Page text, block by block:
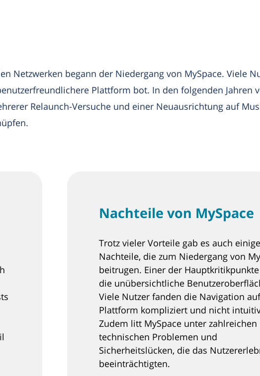
Netzwerken begann der Niedergang von MySpace. Viele
Plattform bot. In den folgenden Jahren
Relaunch-Versuche und einer Neuausrichtung auf
Nachteile von MySpace
Trotz vieler Vorteile gab es auch einige
Nachteile, die zum Niedergang von
beitrugen. Einer der
die unübersichtliche
Viele Nutzer fanden die Navigation
Plattform kompliziert und nicht
Zudem litt MySpace unter zahlreichen
technischen Problemen und
Sicherheitslücken, die das
beeinträchtigten.